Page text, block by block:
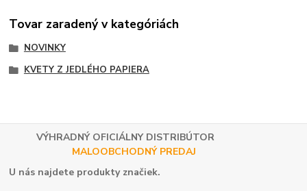
Tovar zaradený v kategóriách
NOVINKY
KVETY Z JEDLÉHO PAPIERA
VÝHRADNÝ OFICIÁLNY DISTRIBÚTOR
MALOOBCHODNÝ PREDAJ
U nás najdete produkty značiek.